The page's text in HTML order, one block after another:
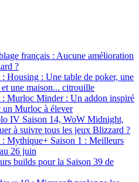
français : Aucune amélioration
?
Housing : Une table de poker, une
une maison... citrouille
Murloc Minder : Un addon inspiré
un Murloc à élever
IV Saison 14, WoW Midnight,
à suivre tous les jeux Blizzard ?
Mythique+ Saison 1 : Meilleurs
26 juin
builds pour la Saison 39 de